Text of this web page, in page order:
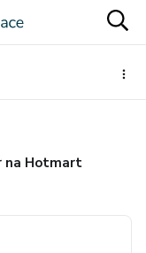
na Hotmart